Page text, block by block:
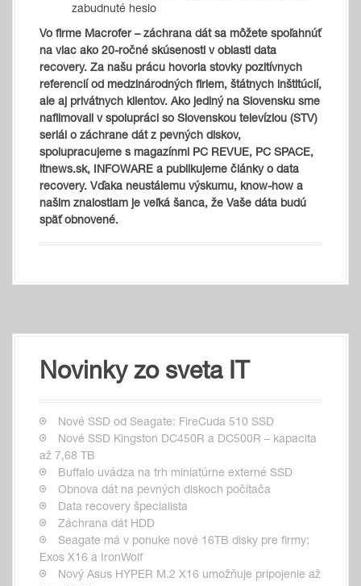
zabudnuté heslo
Vo firme Macrofer – záchrana dát sa môžete spoľahnúť
na viac ako 20-ročné skúsenosti v oblasti data
recovery. Za našu prácu hovoria stovky pozitívnych
referencií od medzinárodných firiem, štátnych inštitúcií,
ale aj privátnych klientov. Ako jediný na Slovensku sme
nafilmovali v spolupráci so Slovenskou televíziou (STV)
seriál o záchrane dát z pevných diskov,
spolupracujeme s magazínmi PC REVUE, PC SPACE,
itnews.sk, INFOWARE a publikujeme články o data
recovery. Vďaka neustálemu výskumu, know-how a
našim znalostiam je veľká šanca, že Vaše dáta budú
späť obnovené.
Novinky zo sveta IT
Nové SSD od Seagate: FireCuda 510 SSD
Nové SSD Kingston DC450R a DC500R – kapacita
až 7,68 TB
Buffalo uvádza na trh miniatúrne externé SSD
Obnova dát na pevných diskoch počítača
Data recovery špecialista
Záchrana dát HDD
Seagate má v ponuke nové 16TB disky pre firmy:
Exos X16 a IronWolf
Nový Asus HYPER M.2 X16 umožňuje pripojenie až